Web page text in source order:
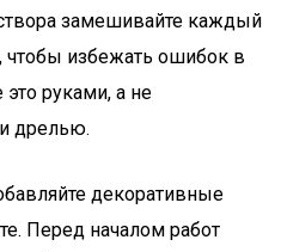
замешивайте каждый
чтобы избежать ошибок в
руками, а не
дрелью.
декоративные
Перед началом работ